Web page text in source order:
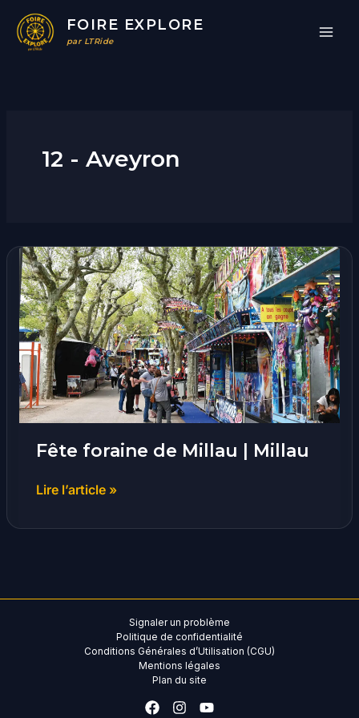
contenu
FOIRE EXPLORE
par LTRide
12 - Aveyron
Fête foraine de Millau | Millau
Fête
foraine
de
Millau
|
Millau
Lire l’article »
Signaler un problème
Politique de confidentialité
Conditions Générales d’Utilisation (CGU)
Mentions légales
Plan du site